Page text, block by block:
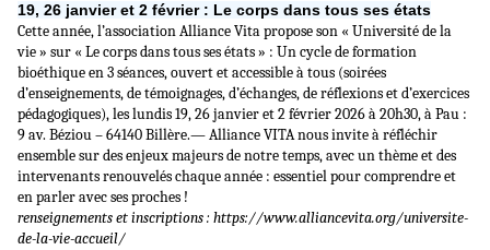
19, 26 janvier et 2 février : Le corps dans tous ses états
Cette année, l’association Alliance Vita propose son « Université de la
vie » sur « Le corps dans tous ses états » : Un cycle de formation
bioéthique en 3 séances, ouvert et accessible à tous (soirées
d’enseignements, de témoignages, d’échanges, de réflexions et d’exercices
pédagogiques), les lundis 19, 26 janvier et 2 février 2026 à 20h30, à Pau :
9 av. Béziou – 64140 Billère.— Alliance VITA nous invite à réfléchir
ensemble sur des enjeux majeurs de notre temps, avec un thème et des
intervenants renouvelés chaque année : essentiel pour comprendre et
en parler avec ses proches !
renseignements et inscriptions : https://www.alliancevita.org/universite-
de-la-vie-accueil/